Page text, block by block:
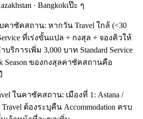
· Bangkokเป๊ะ ๆ
บคาซัคสถาน: หากวัน Travel ใกล้ (<30
ที่เร่งขั้นแปล + กงสุล + จองคิวให้
ริการเพิ่ม 3,000 บาท Standard Service
Season ของกงสุลคาซัคสถานคือ
ในคาซัคสถาน: เมืองที่ 1: Astana /
ต้องระบุคืน Accommodation ครบ